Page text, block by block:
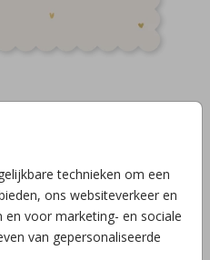
technieken om een
ons websiteverkeer en
voor marketing- en sociale
van gepersonaliseerde